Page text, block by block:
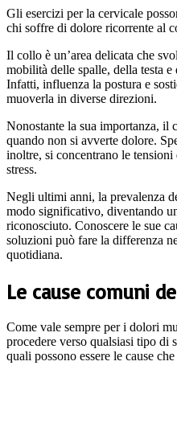
Gli esercizi per la cervicale
chi soffre di dolore ricorrente al
Il collo è un’area delicata che
mobilità delle spalle, della testa
Infatti, influenza la postura e
muoverla in diverse direzioni.
Nonostante la sua importanza, il
quando non si avverte dolore.
inoltre, si concentrano le
stress.
Negli ultimi anni, la prevalenza
modo significativo, diventando
riconosciuto. Conoscere le sue
soluzioni può fare la differenza
quotidiana.
Le cause comuni
Come vale sempre per i dolori
procedere verso qualsiasi tipo di
quali possono essere le cause